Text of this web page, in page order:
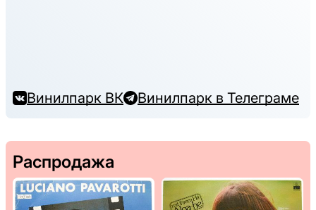
Винилпарк ВК Винилпарк в Телеграме
Распродажа